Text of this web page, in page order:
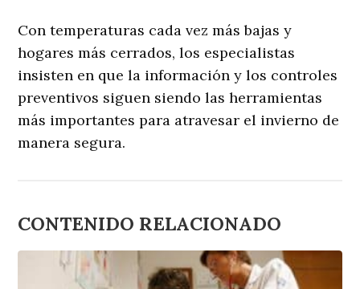
Con temperaturas cada vez más bajas y
hogares más cerrados, los especialistas
insisten en que la información y los controles
preventivos siguen siendo las herramientas
más importantes para atravesar el invierno de
manera segura.
CONTENIDO RELACIONADO